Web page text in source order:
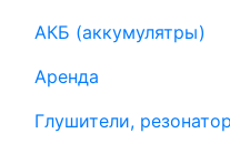
АКБ (аккумулятры)
Аренда
Глушители,